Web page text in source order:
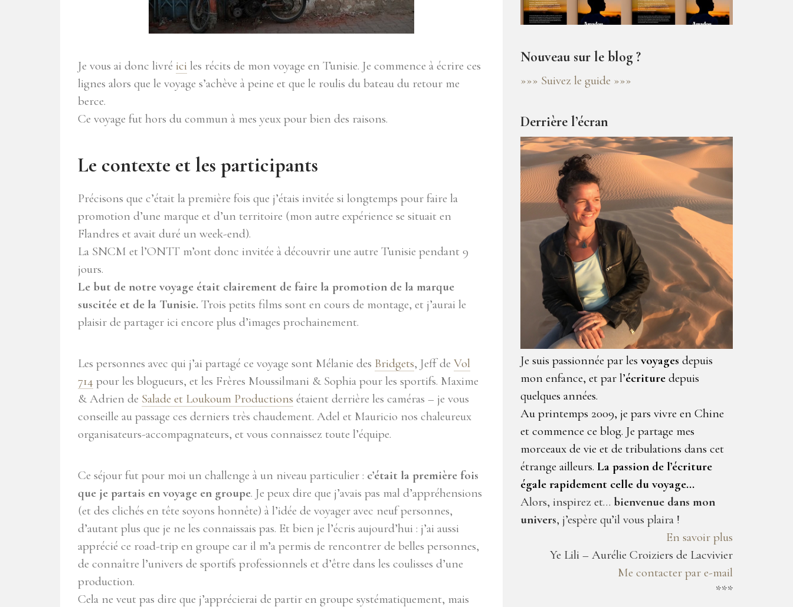
Je vous ai donc livré ici les récits de mon voyage en Tunisie. Je commence à écrire ces
lignes alors que le voyage s’achève à peine et que le roulis du bateau du retour me
berce.
Ce voyage fut hors du commun à mes yeux pour bien des raisons.
Le contexte et les participants
Précisons que c’était la première fois que j’étais invitée si longtemps pour faire la
promotion d’une marque et d’un territoire (mon autre expérience se situait en
Flandres et avait duré un week-end).
La SNCM et l’ONTT m’ont donc invitée à découvrir une autre Tunisie pendant 9
jours.
Le but de notre voyage était clairement de faire la promotion de la marque
suscitée et de la Tunisie. Trois petits films sont en cours de montage, et j’aurai le
plaisir de partager ici encore plus d’images prochainement.
Les personnes avec qui j’ai partagé ce voyage sont Mélanie des Bridgets, Jeff de Vol
714 pour les blogueurs, et les Frères Moussilmani & Sophia pour les sportifs. Maxime
& Adrien de Salade et Loukoum Productions étaient derrière les caméras – je vous
conseille au passage ces derniers très chaudement. Adel et Mauricio nos chaleureux
organisateurs-accompagnateurs, et vous connaissez toute l’équipe.
Ce séjour fut pour moi un challenge à un niveau particulier : c’était la première fois
que je partais en voyage en groupe. Je peux dire que j’avais pas mal d’appréhensions
(et des clichés en tête soyons honnête) à l’idée de voyager avec neuf personnes,
d’autant plus que je ne les connaissais pas. Et bien je l’écris aujourd’hui : j’ai aussi
apprécié ce road-trip en groupe car il m’a permis de rencontrer de belles personnes,
de connaître l’univers de sportifs professionnels et d’être dans les coulisses d’une
production.
Cela ne veut pas dire que j’apprécierai de partir en groupe systématiquement, mais
Nouveau sur le blog ?
»»» Suivez le guide »»»
Derrière l’écran
Je suis passionnée par les voyages depuis
mon enfance, et par l’écriture depuis
quelques années.
Au printemps 2009, je pars vivre en Chine
et commence ce blog. Je partage mes
morceaux de vie et de tribulations dans cet
étrange ailleurs. La passion de l’écriture
égale rapidement celle du voyage…
Alors, inspirez et… bienvenue dans mon
univers, j’espère qu’il vous plaira !
En savoir plus
Ye Lili – Aurélie Croiziers de Lacvivier
Me contacter par e-mail
***